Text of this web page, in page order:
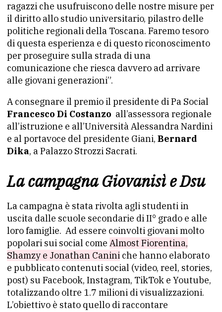
ragazzi che usufruiscono delle nostre misure per
il diritto allo studio universitario, pilastro delle
politiche regionali della Toscana. Faremo tesoro
di questa esperienza e di questo riconoscimento
per proseguire sulla strada di una
comunicazione che riesca davvero ad arrivare
alle giovani generazioni”.
A consegnare il premio il presidente di Pa Social
Francesco Di Costanzo all’assessora regionale
all’istruzione e all’Università Alessandra Nardini
e al portavoce del presidente Giani, Bernard
Dika, a Palazzo Strozzi Sacrati.
La campagna Giovanisì e Dsu
La campagna è stata rivolta agli studenti in
uscita dalle scuole secondarie di II° grado e alle
loro famiglie. Ad essere coinvolti giovani molto
popolari sui social come Almost Fiorentina,
Shamzy e Jonathan Canini che hanno elaborato
e pubblicato contenuti social (video, reel, stories,
post) su Facebook, Instagram, TikTok e Youtube,
totalizzando oltre 1.7 milioni di visualizzazioni.
L’obiettivo è stato quello di raccontare